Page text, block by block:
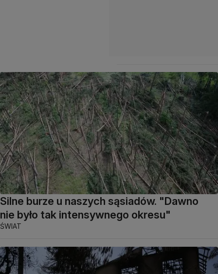
Silne burze u naszych sąsiadów. "Dawno
nie było tak intensywnego okresu"
ŚWIAT